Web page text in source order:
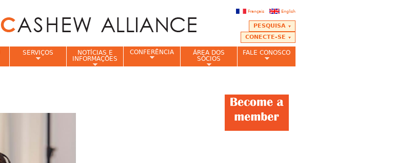
English
Français
PESQUISA
CONECTE-SE
SERVIÇOS
NOTÍCIAS E
INFORMAÇÕES
CONFERÊNCIA
ÁREA DOS
SÓCIOS
FALE CONOSCO